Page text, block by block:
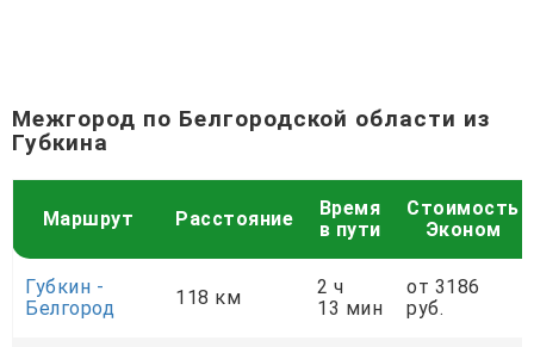
Межгород по Белгородской области из
Губкина
Маршрут Расстояние
Время
в пути
Стоимость
Эконом
Губкин -
Белгород
118 км
2 ч
13 мин
от 3186
руб.